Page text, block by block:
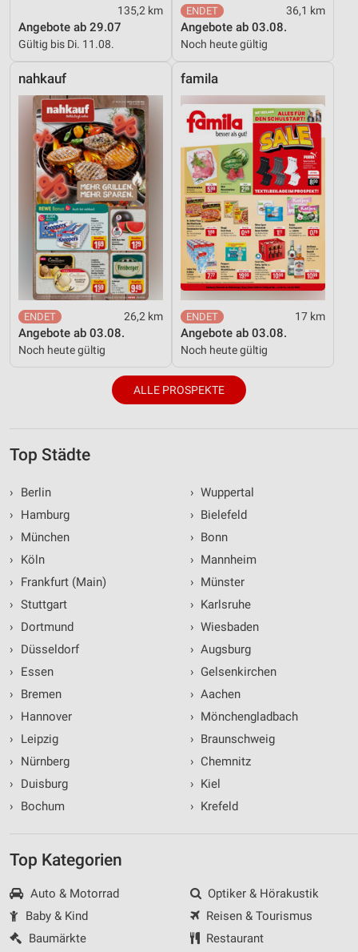
135,2 km
Angebote ab 29.07
Gültig bis Di. 11.08.
36,1 km
Angebote ab 03.08.
Noch heute gültig
nahkauf
26,2 km
Angebote ab 03.08.
Noch heute gültig
famila
17 km
Angebote ab 03.08.
Noch heute gültig
ALLE PROSPEKTE
Top Städte
›
Berlin
›
Hamburg
›
München
›
Köln
›
Frankfurt (Main)
› Stuttgart
›
Dortmund
›
Düsseldorf
›
Essen
›
Bremen
›
Hannover
›
Leipzig
›
Nürnberg
›
Duisburg
›
Bochum
› Wuppertal
› Bielefeld
› Bonn
› Mannheim
› Münster
› Karlsruhe
› Wiesbaden
› Augsburg
› Gelsenkirchen
› Aachen
› Mönchengladbach
› Braunschweig
› Chemnitz
› Kiel
› Krefeld
Top Kategorien
Auto & Motorrad
Baby & Kind
Baumärkte
Optiker & Hörakustik
Reisen & Tourismus
Restaurant